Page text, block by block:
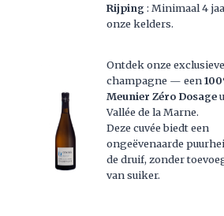
Rijping : Minimaal 4
onze kelders.
Ontdek onze exclusieve
champagne — een
Meunier Zéro Dosage
Vallée de la Marne.
Deze cuvée biedt een
ongeëvenaarde
de druif, zonder
van suiker.